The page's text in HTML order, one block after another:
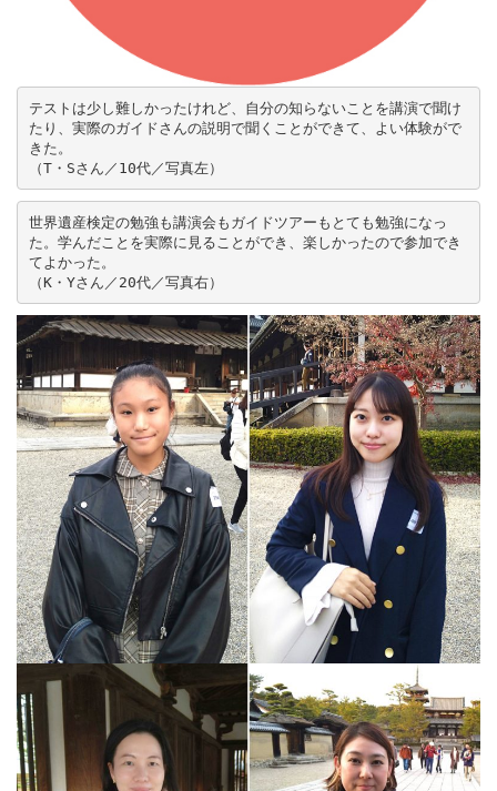
テストは少し難しかったけれど、自分の知らないことを講演で聞け
たり、実際のガイドさんの説明で聞くことができて、よい体験がで
きた。
（T・Sさん／10代／写真左）
世界遺産検定の勉強も講演会もガイドツアーもとても勉強になっ
た。学んだことを実際に見ることができ、楽しかったので参加でき
てよかった。
（K・Yさん／20代／写真右）